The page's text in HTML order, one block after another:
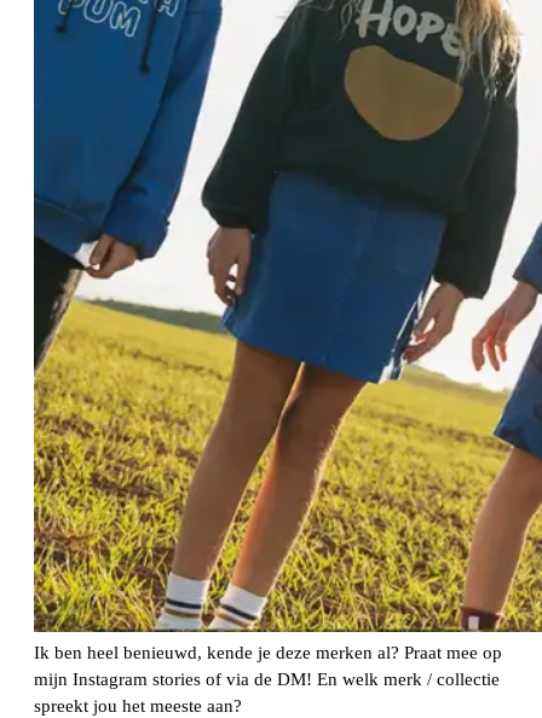
Ik ben heel benieuwd, kende je deze merken al? Praat mee op
mijn Instagram stories of via de DM! En welk merk / collectie
spreekt jou het meeste aan?